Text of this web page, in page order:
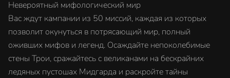
Невероятный мифологический мир
Вас ждут кампании из 50 миссий, каждая из которых
позволит окунуться в потрясающий мир, полный
оживших мифов и легенд. Осаждайте непоколебимые
стены Трои, сражайтесь с великанами на бескрайних
ледяных пустошах Мидгарда и раскройте тайны